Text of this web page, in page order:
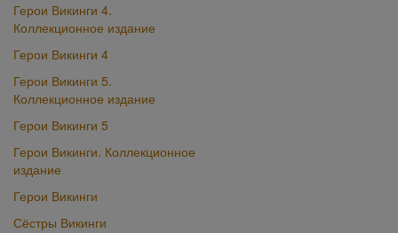
Герои Викинги 4.
Коллекционное издание
Герои Викинги 4
Герои Викинги 5.
Коллекционное издание
Герои Викинги 5
Герои Викинги. Коллекционное
издание
Герои Викинги
Сёстры Викинги